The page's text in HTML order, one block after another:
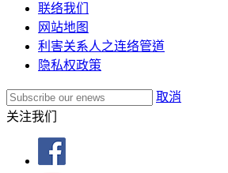
联络我们
网站地图
利害关系人之连络管道
隐私权政策
取消
关注我们